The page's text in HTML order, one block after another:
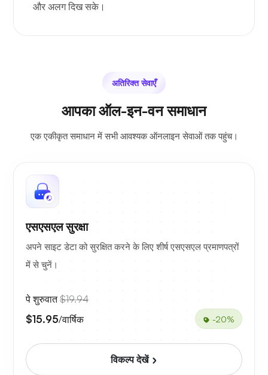
और अलग दिख सके।
अतिरिक्त सेवाएँ
आपका ऑल-इन-वन समाधान
एक एकीकृत समाधान में सभी आवश्यक ऑनलाइन सेवाओं तक पहुंच।
एसएसएल सुरक्षा
अपने साइट डेटा को सुरक्षित करने के लिए शीर्ष एसएसएल प्रमाणपत्रों
में से चुनें।
पे शुरुवात$19.94
$15.95/वार्षिक -20%
विकल्प देखें